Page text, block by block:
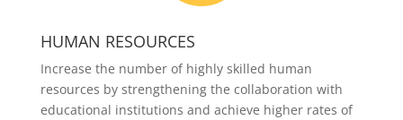
HUMAN RESOURCES
Increase the number of highly skilled human
resources by strengthening the collaboration with
educational institutions and achieve higher rates of